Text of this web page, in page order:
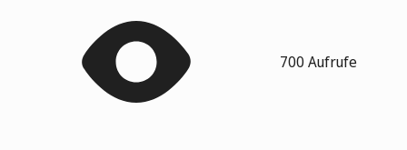
700 Aufrufe